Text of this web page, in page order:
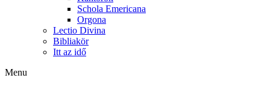
Schola Emericana
Orgona
Lectio Divina
Bibliakör
Itt az idő
Menu